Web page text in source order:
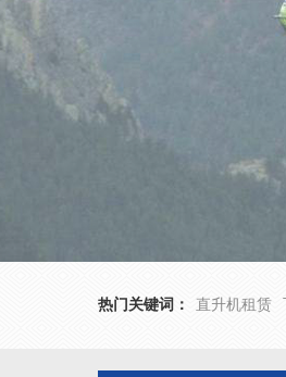
热门关键词： 直升机租赁